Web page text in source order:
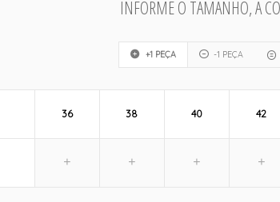
INFORME O TAMANHO, A
+1 PEÇA -1 PEÇA
36 38 40 42